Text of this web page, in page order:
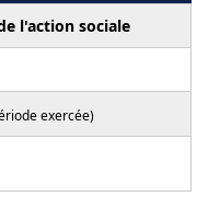
l'action sociale
exercée)